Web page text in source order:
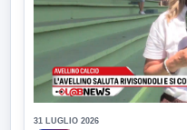
31 LUGLIO 2026